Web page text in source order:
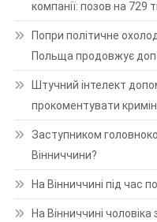
компанії: позов на 729
Попри політичне
Польща продовжує
Штучний інтелект
прокоментувати
Заступником
Вінниччини?
На Вінниччині під час
На Вінниччині